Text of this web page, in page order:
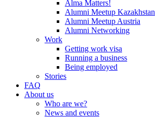
Alma Matters!
Alumni Meetup Kazakhstan
Alumni Meetup Austria
Alumni Networking
Work
Getting work visa
Running a business
Being employed
Stories
FAQ
About us
Who are we?
News and events